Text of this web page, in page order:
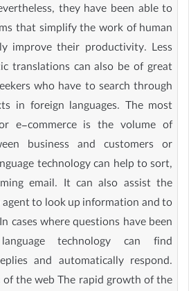
they have been able to
that simplify the work of human
improve their productivity. Less
translations can also be of great
who have to search through
in foreign languages. The most
e-commerce is the volume of
business and customers or
technology can help to sort,
email. It can also assist the
to look up information and to
cases where questions have been
technology can find
and automatically respond.
of the web The rapid growth of the